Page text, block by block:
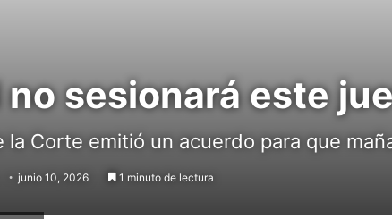
no sesionará este
la Corte emitió un acuerdo para que
junio 10, 2026 1 minuto de lectura